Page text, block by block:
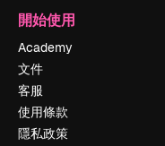
開始使用
Academy
文件
客服
使用條款
隱私政策